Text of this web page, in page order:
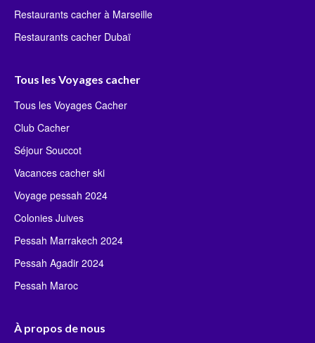
Restaurants cacher à Marseille
Restaurants cacher Dubaï
Tous les Voyages cacher
Tous les Voyages Cacher
Club Cacher
Séjour Souccot
Vacances cacher ski
Voyage pessah 2024
Colonies Juives
Pessah Marrakech 2024
Pessah Agadir 2024
Pessah Maroc
À propos de nous